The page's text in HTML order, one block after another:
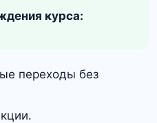
курса:
переходы без